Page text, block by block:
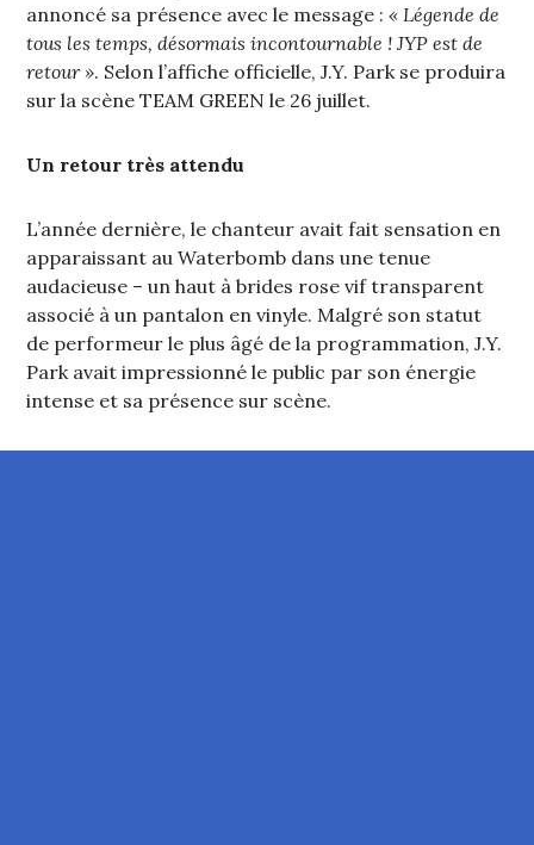
annoncé sa présence avec le message :« Légende de
tous les temps, désormais incontournable ! JYP est de
retour ». Selon l’affiche officielle, J.Y. Park se produira
sur la scène TEAM GREEN le 26 juillet.
Un retour très attendu
L’année dernière, le chanteur avait fait sensation en
apparaissant au Waterbomb dans une tenue
audacieuse – un haut à brides rose vif transparent
associé à un pantalon en vinyle. Malgré son statut
de performeur le plus âgé de la programmation, J.Y.
Park avait impressionné le public par son énergie
intense et sa présence sur scène.